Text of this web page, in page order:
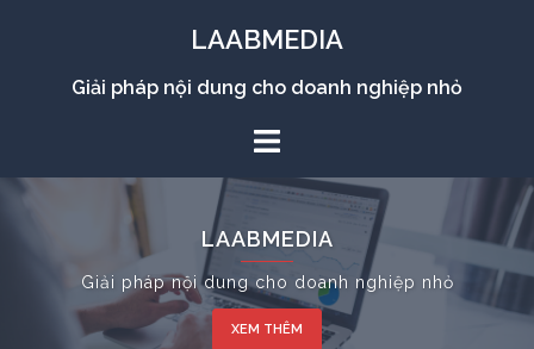
LAABMEDIA
Giải pháp nội dung cho doanh nghiệp nhỏ
LAABMEDIA
Giải pháp nội dung cho doanh nghiệp nhỏ
XEM THÊM